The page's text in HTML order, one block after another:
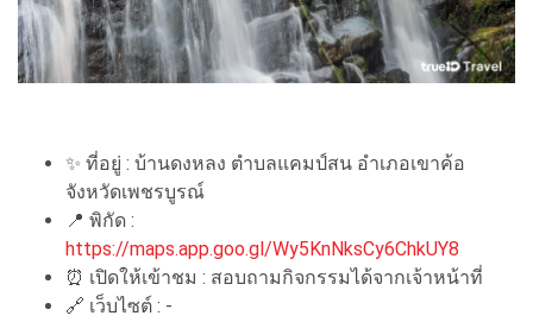
✨ ที่อยู่ : บ้านดงหลง ตำบลแคมป์สน อำเภอเขาค้อ
จังหวัดเพชรบูรณ์
📍 พิกัด :
https://maps.app.goo.gl/Wy5KnNksCy6ChkUY8
⏰ เปิดให้เข้าชม : สอบถามกิจกรรมได้จากเจ้าหน้าที่
🔗 เว็บไซต์ : -